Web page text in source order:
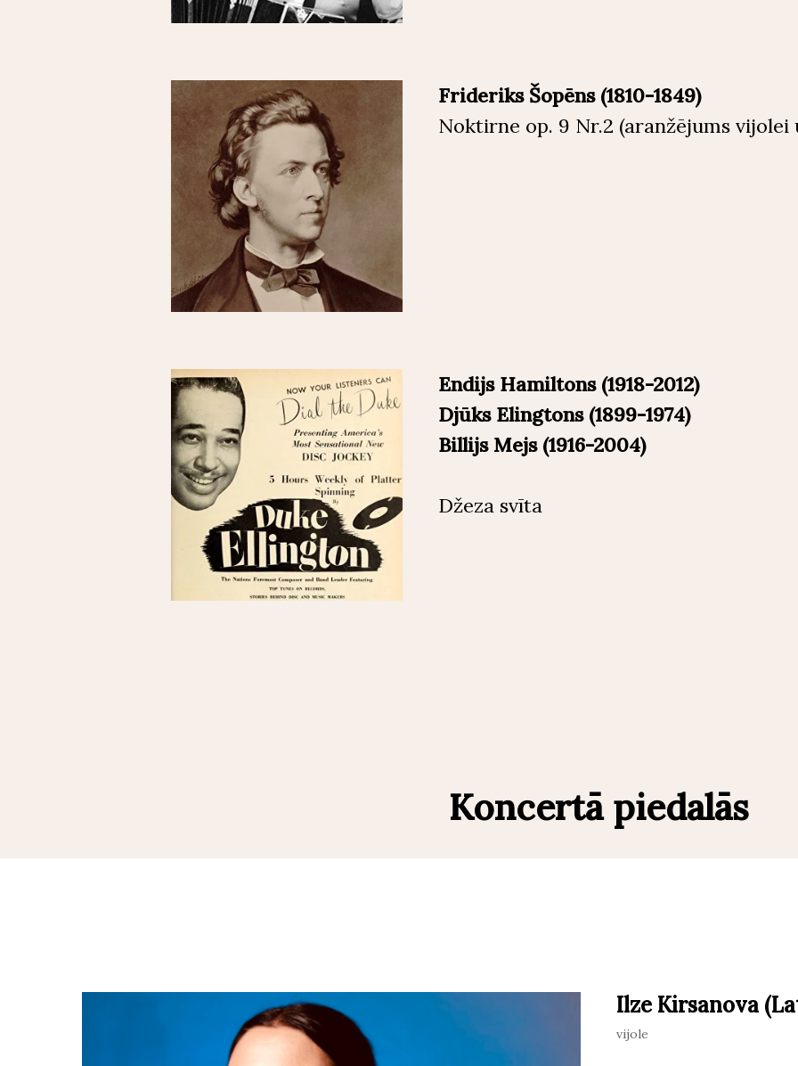
Frideriks Šopēns (1810-1849)
Noktirne op. 9 Nr.2 (aranžējums vijolei
Endijs Hamiltons (1918-2012)
Djūks Elingtons (1899-1974)
Billijs Mejs (1916-2004)
Džeza svīta
Koncertā piedalās
Ilze Kirsanova
vijole